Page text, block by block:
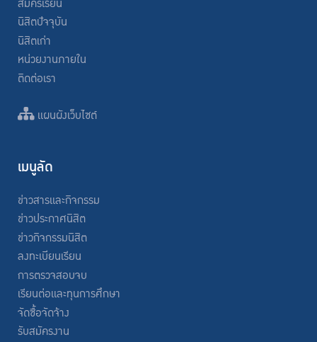
สมัครเรียน
นิสิตปัจจุบัน
นิสิตเก่า
หน่วยงานภายใน
ติดต่อเรา
แผนผังเว็บไซต์
เมนูลัด
ข่าวสารและกิจกรรม
ข่าวประกาศนิสิต
ข่าวกิจกรรมนิสิต
ลงทะเบียนเรียน
การตรวจสอบจบ
เรียนต่อและทุนการศึกษา
จัดซื้อจัดจ้าง
รับสมัครงาน